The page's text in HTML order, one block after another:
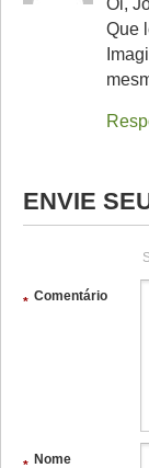
Que
ENVIE
Comentário
*
Nome